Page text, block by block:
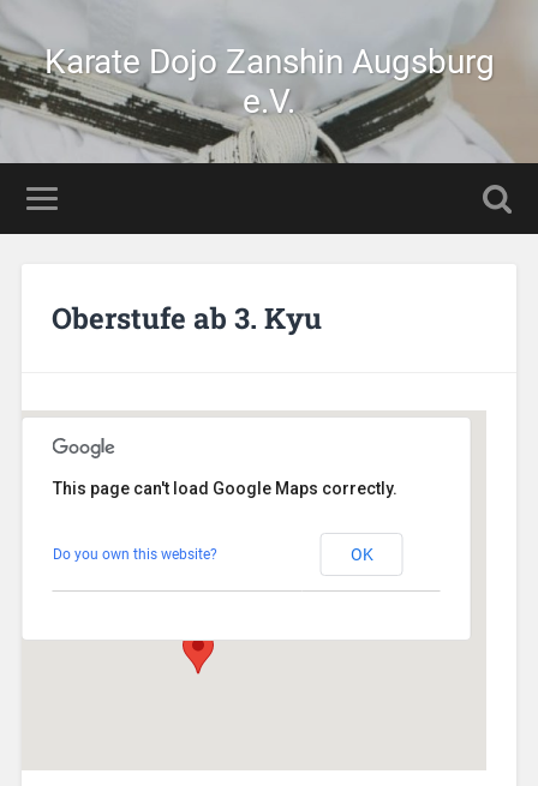
Karate Dojo Zanshin Augsburg
e.V.
Oberstufe ab 3. Kyu
Veranstaltungen
This page can't load Google Maps correctly.
Do you own this website? OK